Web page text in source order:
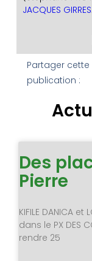
JACQUES GIRRES
Partager cette
publication :
Des
Pierre
KIFILE DANICA
dans le PX DES
rendre 25